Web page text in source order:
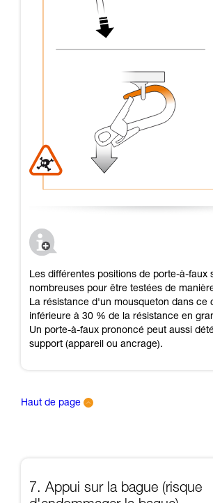
Les différentes positions de porte-à-faux
nombreuses pour être testées de
La résistance d'un mousqueton dans ce
inférieure à 30 % de la résistance en
Un porte-à-faux prononcé peut aussi
support (appareil ou ancrage).
Haut de page
7. Appui sur la bague (risque